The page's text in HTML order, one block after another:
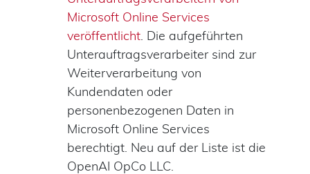
Microsoft Online Services
veröffentlicht. Die aufgeführten
Unterauftragsverarbeiter sind zur
Weiterverarbeitung von
Kundendaten oder
personenbezogenen Daten in
Microsoft Online Services
berechtigt. Neu auf der Liste ist die
OpenAI OpCo LLC.